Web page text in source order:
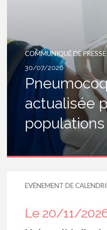
COMMUNIQUÉ DE PRESSE
30/07/2026
actualisée
EVÉNEMENT DE
Le 20/11/